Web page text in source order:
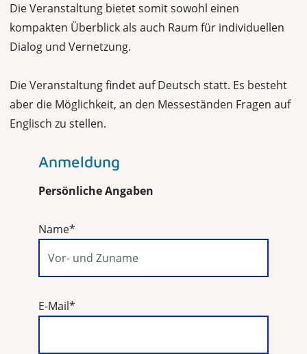
Die Veranstaltung bietet somit sowohl einen
kompakten Überblick als auch Raum für individuellen
Dialog und Vernetzung.
Die Veranstaltung findet auf Deutsch statt. Es besteht
aber die Möglichkeit, an den Messeständen Fragen auf
Englisch zu stellen.
Anmeldung
Persönliche Angaben
Name*
E-Mail*